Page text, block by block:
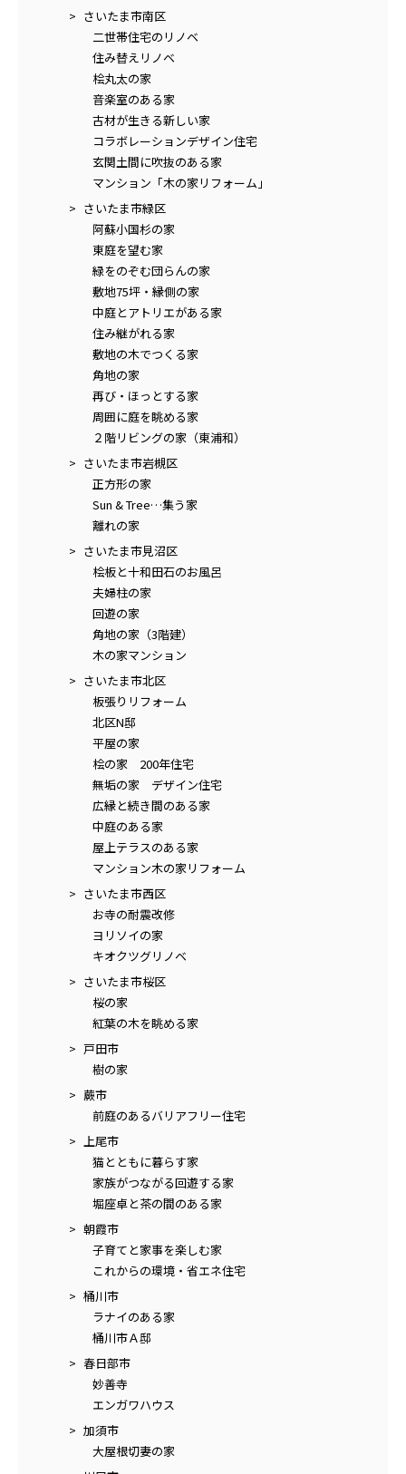
さいたま市南区
二世帯住宅のリノベ
住み替えリノベ
桧丸太の家
音楽室のある家
古材が生きる新しい家
コラボレーションデザイン住宅
玄関土間に吹抜のある家
マンション「木の家リフォーム」
さいたま市緑区
阿蘇小国杉の家
東庭を望む家
緑をのぞむ団らんの家
敷地75坪・縁側の家
中庭とアトリエがある家
住み継がれる家
敷地の木でつくる家
角地の家
再び・ほっとする家
周囲に庭を眺める家
２階リビングの家（東浦和）
さいたま市岩槻区
正方形の家
Sun & Tree…集う家
離れの家
さいたま市見沼区
桧板と十和田石のお風呂
夫婦柱の家
回遊の家
角地の家（3階建）
木の家マンション
さいたま市北区
板張りリフォーム
北区N邸
平屋の家
桧の家 200年住宅
無垢の家 デザイン住宅
広縁と続き間のある家
中庭のある家
屋上テラスのある家
マンション木の家リフォーム
さいたま市西区
お寺の耐震改修
ヨリソイの家
キオクツグリノベ
さいたま市桜区
桜の家
紅葉の木を眺める家
戸田市
樹の家
蕨市
前庭のあるバリアフリー住宅
上尾市
猫とともに暮らす家
家族がつながる回遊する家
堀座卓と茶の間のある家
朝霞市
子育てと家事を楽しむ家
これからの環境・省エネ住宅
桶川市
ラナイのある家
桶川市Ａ邸
春日部市
妙善寺
エンガワハウス
加須市
大屋根切妻の家